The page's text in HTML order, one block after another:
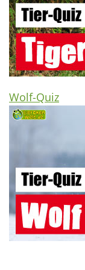
Wolf-Quiz